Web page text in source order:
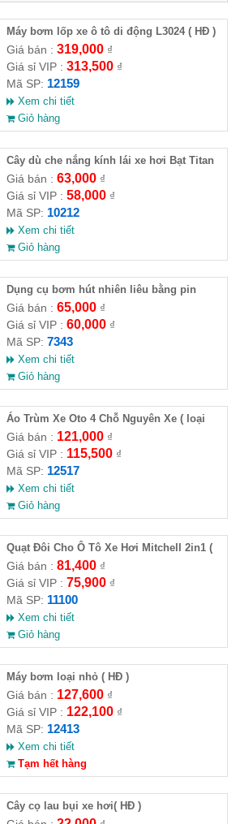
Máy bơm lốp xe ô tô di động L3024 ( HĐ )
Giá bán : 319,000₫
Giá sỉ VIP : 313,500₫
Mã SP: 12159
Xem chi tiết
Giỏ hàng
Cây dù che nắng kính lái xe hơi Bạt Titan
Giá bán : 63,000₫
Giá sỉ VIP : 58,000₫
Mã SP: 10212
Xem chi tiết
Giỏ hàng
Dụng cụ bơm hút nhiên liêu bằng pin
Giá bán : 65,000₫
Giá sỉ VIP : 60,000₫
Mã SP: 7343
Xem chi tiết
Giỏ hàng
Áo Trùm Xe Oto 4 Chỗ Nguyên Xe ( loại
lớn )( HĐ )
Giá bán : 121,000₫
Giá sỉ VIP : 115,500₫
Mã SP: 12517
Xem chi tiết
Giỏ hàng
Quạt Đôi Cho Ô Tô Xe Hơi Mitchell 2in1 (
HĐ )
Giá bán : 81,400₫
Giá sỉ VIP : 75,900₫
Mã SP: 11100
Xem chi tiết
Giỏ hàng
Máy bơm loại nhỏ ( HĐ )
Giá bán : 127,600₫
Giá sỉ VIP : 122,100₫
Mã SP: 12413
Xem chi tiết
Tạm hết hàng
Cây cọ lau bụi xe hơi( HĐ )